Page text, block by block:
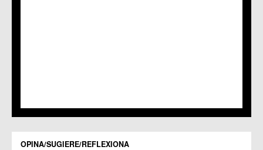
C.C. Zarandona
OPINA/SUGIERE/REFLEXIONA